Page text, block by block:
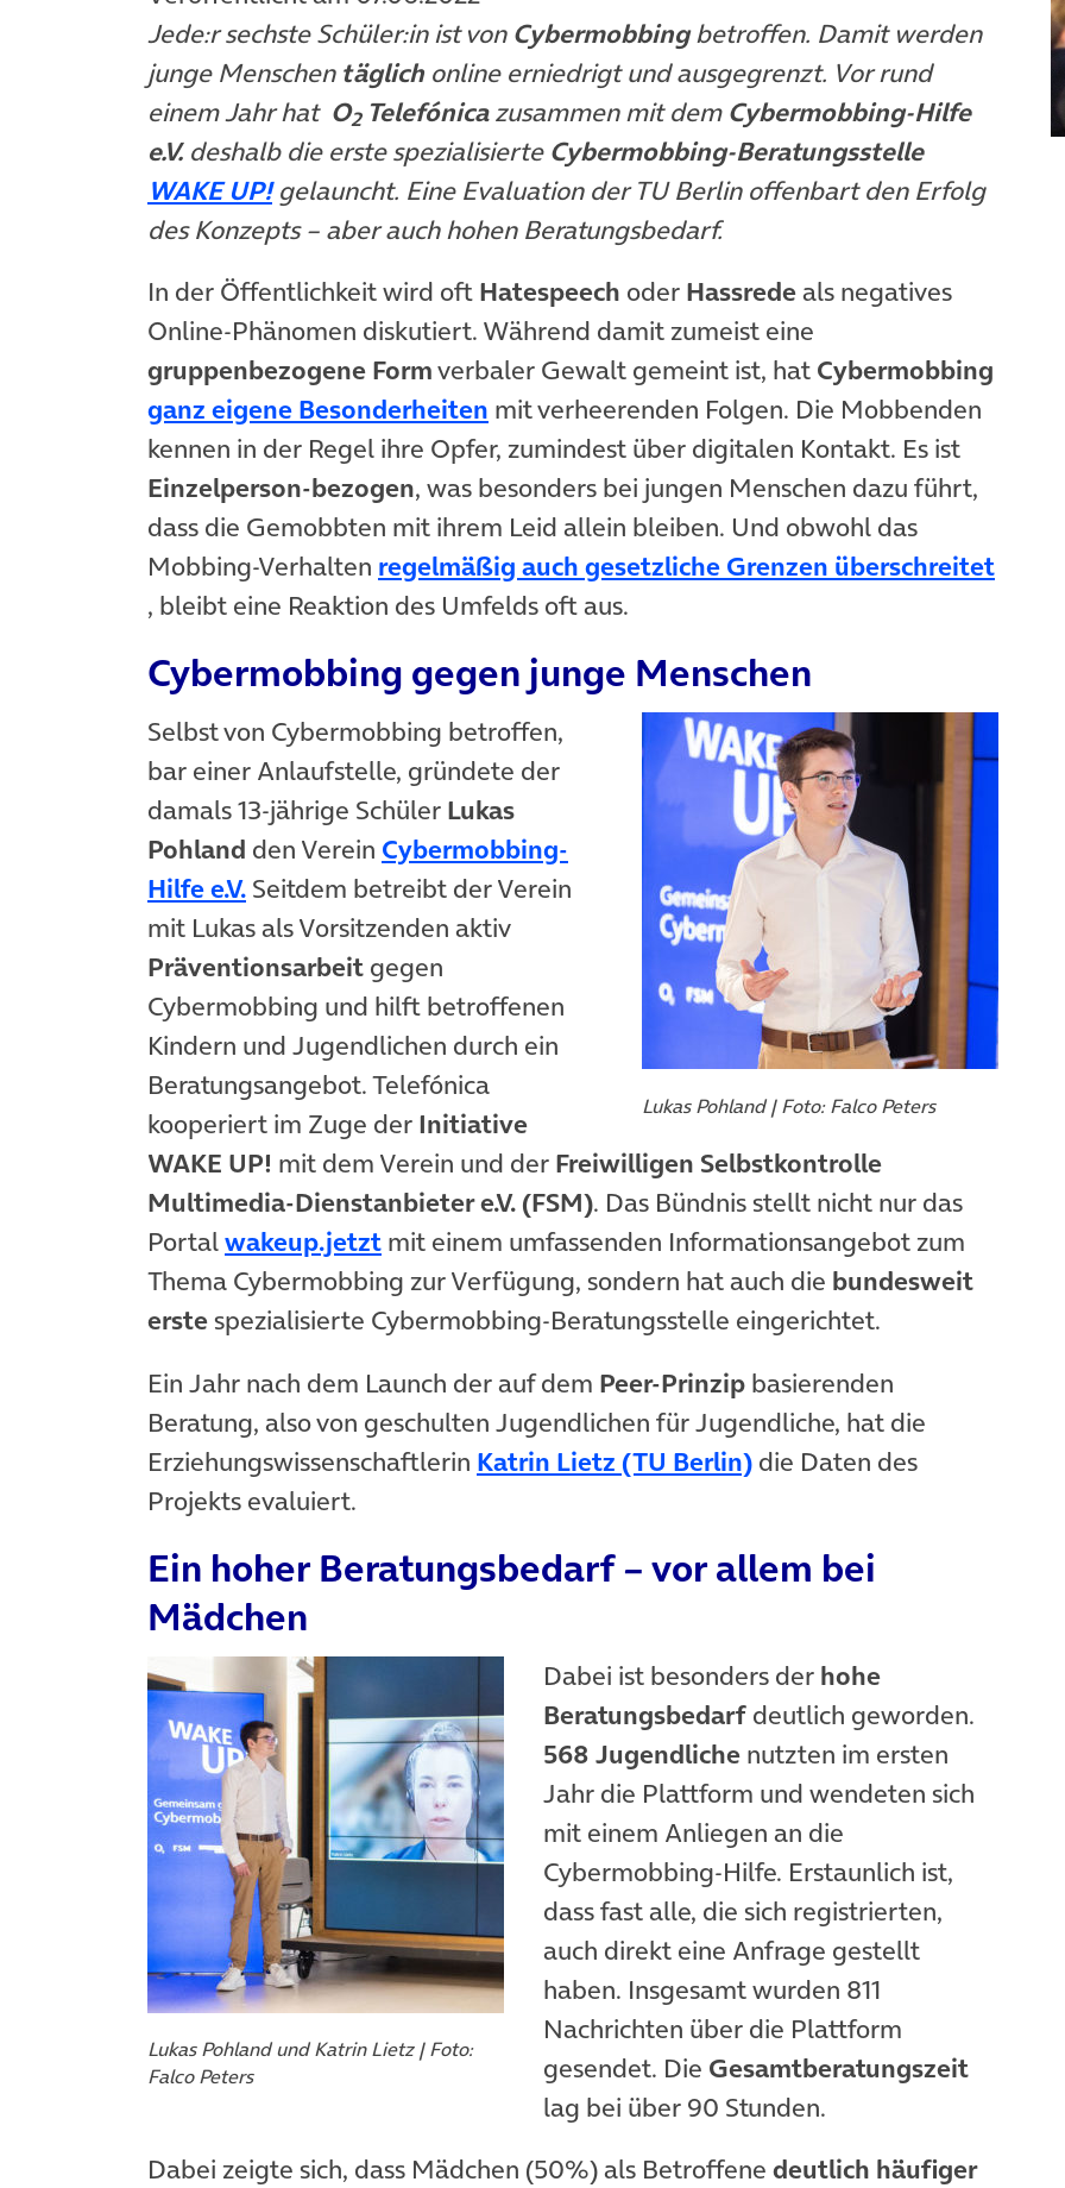
Jede:r sechste Schüler:in ist von Cybermobbingbetroffen. Damit werden
junge Menschen täglich online erniedrigt und ausgegrenzt. Vor rund
einem Jahr hat O2Telefónicazusammen mit dem Cybermobbing-Hilfe
e.V.deshalb die erste spezialisierte Cybermobbing-Beratungsstelle
WAKE UP!(öffnet in neuem Tab)
gelauncht. Eine Evaluation der TU Berlin offenbart den Erfolg
des Konzepts – aber auch hohen Beratungsbedarf.
In der Öffentlichkeit wird oft Hatespeech oder Hassredeals negatives
Online-Phänomen diskutiert. Während damit zumeist eine
gruppenbezogene Formverbaler Gewalt gemeint ist, hat Cybermobbing
ganz eigene Besonderheiten (öffnet in neuem Tab)
mit verheerenden Folgen. Die Mobbenden
kennen in der Regel ihre Opfer, zumindest über digitalen Kontakt. Es ist
Einzelperson-bezogen, was besonders bei jungen Menschen dazu führt,
dass die Gemobbten mit ihrem Leid allein bleiben. Und obwohl das
Mobbing-Verhalten regelmäßig auch gesetzliche Grenzen überschreitet
(öffnet in neuem Tab)
, bleibt eine Reaktion des Umfelds oft aus.
Cybermobbing gegen junge Menschen
Lukas Pohland | Foto: Falco Peters
Selbst von Cybermobbing betroffen,
bar einer Anlaufstelle, gründete der
damals 13-jährige Schüler Lukas
Pohland den Verein Cybermobbing-
Hilfe e.V.(öffnet in neuem Tab)
Seitdem betreibt der Verein
mit Lukas als Vorsitzenden aktiv
Präventionsarbeit gegen
Cybermobbing und hilft betroffenen
Kindern und Jugendlichen durch ein
Beratungsangebot. Telefónica
kooperiert im Zuge der Initiative
WAKE UP! mit dem Verein und der Freiwilligen Selbstkontrolle
Multimedia-Dienstanbieter e.V. (FSM). Das Bündnis stellt nicht nur das
Portalwakeup.jetzt(öffnet in neuem Tab)
mit einem umfassenden Informationsangebot zum
Thema Cybermobbing zur Verfügung, sondern hat auch die bundesweit
erstespezialisierte Cybermobbing-Beratungsstelle eingerichtet.
Ein Jahr nach dem Launch der auf dem Peer-Prinzip basierenden
Beratung, also von geschulten Jugendlichen für Jugendliche, hat die
Erziehungswissenschaftlerin Katrin Lietz (TU Berlin)(öffnet in neuem Tab)
die Daten des
Projekts evaluiert.
Ein hoher Beratungsbedarf – vor allem bei
Mädchen
Lukas Pohland und Katrin Lietz | Foto:
Falco Peters
Dabei ist besonders der hohe
Beratungsbedarf deutlich geworden.
568 Jugendliche nutzten im ersten
Jahr die Plattform und wendeten sich
mit einem Anliegen an die
Cybermobbing-Hilfe. Erstaunlich ist,
dass fast alle, die sich registrierten,
auch direkt eine Anfrage gestellt
haben. Insgesamt wurden 811
Nachrichten über die Plattform
gesendet. Die Gesamtberatungszeit
lag bei über 90 Stunden.
Dabei zeigte sich, dass Mädchen (50%) als Betroffene deutlich häufiger